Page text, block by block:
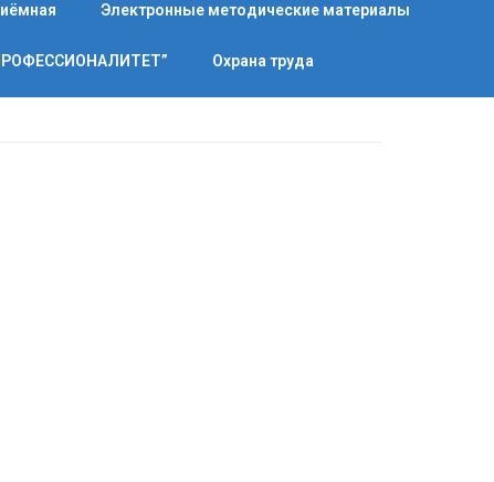
Электронные методические материалы
Охрана труда